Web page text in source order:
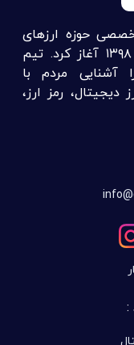
حوزه ارزهای
دیجیتال، فعالیت خود را از تیر ماه ۱۳۹۸ آغاز کرد. تیم
آشنایی مردم با
دیجیتال، رمز ارز،
: